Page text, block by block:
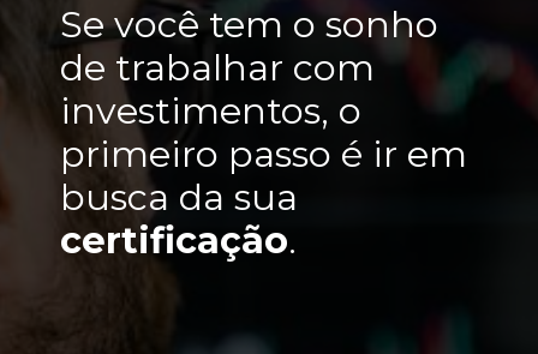
Se você tem o sonho
de trabalhar com
investimentos, o
primeiro passo é ir em
certificação.